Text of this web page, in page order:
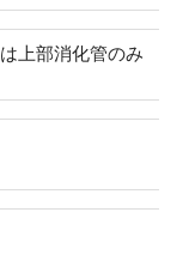
上部消化管のみ